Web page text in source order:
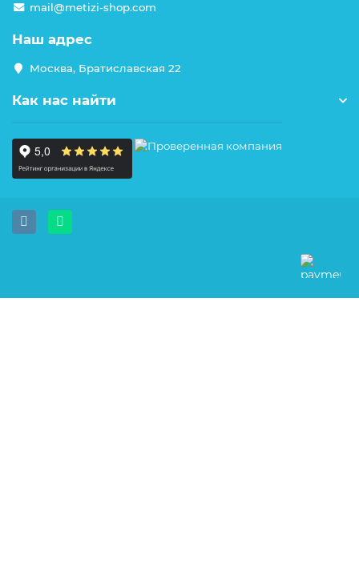
mail@metizi-shop.com
Наш адрес
Москва, Братиславская 22
Как нас найти